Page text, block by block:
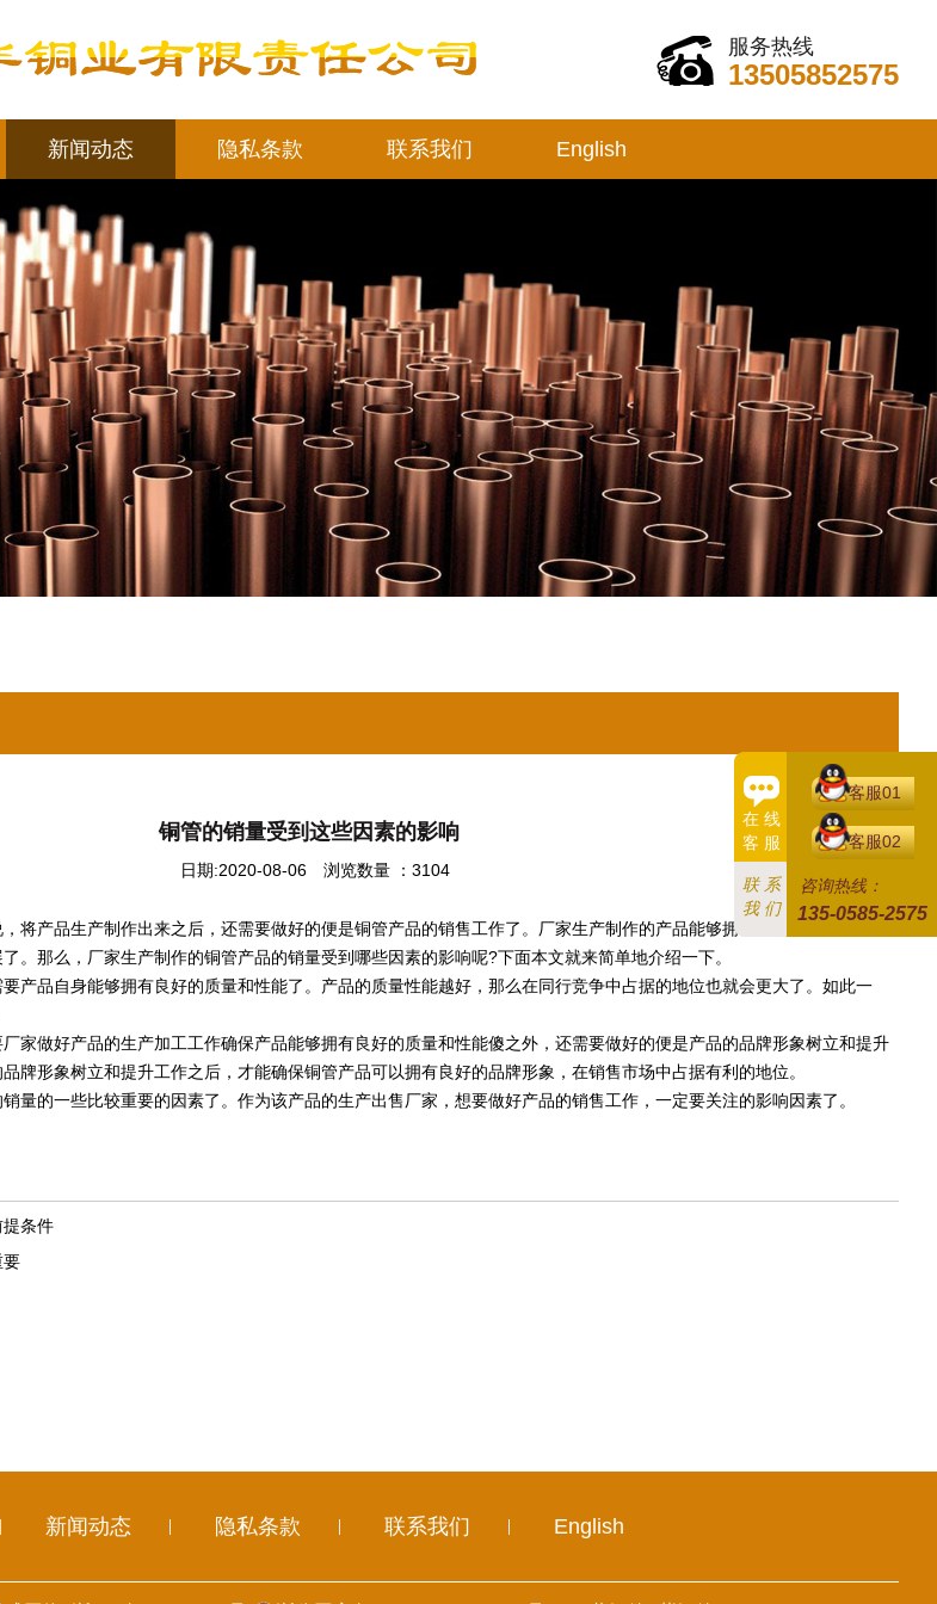
服务热线
13505852575
新闻动态 隐私条款 联系我们 English
铜管的销量受到这些因素的影响
日期:2020-08-06 浏览数量 ：3104
将产品生产制作出来之后，还需要做好的便是铜管产品的销售工作了。厂家生产制作的产品能够拥有比较不错的销量，
。那么，厂家生产制作的铜管产品的销量受到哪些因素的影响呢?下面本文就来简单地介绍一下。
品自身能够拥有良好的质量和性能了。产品的质量性能越好，那么在同行竞争中占据的地位也就会更大了。如此一
做好产品的生产加工工作确保产品能够拥有良好的质量和性能傻之外，还需要做好的便是产品的品牌形象树立和提升
牌形象树立和提升工作之后，才能确保铜管产品可以拥有良好的品牌形象，在销售市场中占据有利的地位。
的一些比较重要的因素了。作为该产品的生产出售厂家，想要做好产品的销售工作，一定要关注的影响因素了。
条件
要
新闻动态 隐私条款 联系我们 English
在 线
客 服
联 系
我 们
客服01
客服02
咨询热线：
135-0585-2575